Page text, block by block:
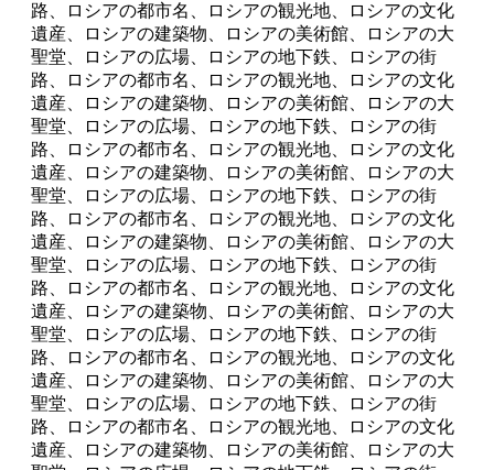
路、ロシアの都市名、ロシアの観光地、ロシアの文化
遺産、ロシアの建築物、ロシアの美術館、ロシアの大
聖堂、ロシアの広場、ロシアの地下鉄、ロシアの街
路、ロシアの都市名、ロシアの観光地、ロシアの文化
遺産、ロシアの建築物、ロシアの美術館、ロシアの大
聖堂、ロシアの広場、ロシアの地下鉄、ロシアの街
路、ロシアの都市名、ロシアの観光地、ロシアの文化
遺産、ロシアの建築物、ロシアの美術館、ロシアの大
聖堂、ロシアの広場、ロシアの地下鉄、ロシアの街
路、ロシアの都市名、ロシアの観光地、ロシアの文化
遺産、ロシアの建築物、ロシアの美術館、ロシアの大
聖堂、ロシアの広場、ロシアの地下鉄、ロシアの街
路、ロシアの都市名、ロシアの観光地、ロシアの文化
遺産、ロシアの建築物、ロシアの美術館、ロシアの大
聖堂、ロシアの広場、ロシアの地下鉄、ロシアの街
路、ロシアの都市名、ロシアの観光地、ロシアの文化
遺産、ロシアの建築物、ロシアの美術館、ロシアの大
聖堂、ロシアの広場、ロシアの地下鉄、ロシアの街
路、ロシアの都市名、ロシアの観光地、ロシアの文化
遺産、ロシアの建築物、ロシアの美術館、ロシアの大